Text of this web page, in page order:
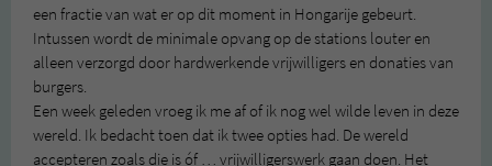
een fractie van wat er op dit moment in Hongarije gebeurt.
Intussen wordt de minimale opvang op de stations louter en
alleen verzorgd door hardwerkende vrijwilligers en donaties van
burgers.
Een week geleden vroeg ik me af of ik nog wel wilde leven in deze
wereld. Ik bedacht toen dat ik twee opties had. De wereld
accepteren zoals die is óf … vrijwilligerswerk gaan doen. Het